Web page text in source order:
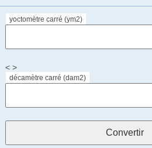
yoctomètre carré (ym2)
< >
décamètre carré (dam2)